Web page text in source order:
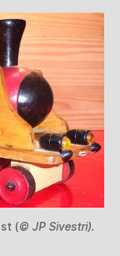
(© JP Sivestri).